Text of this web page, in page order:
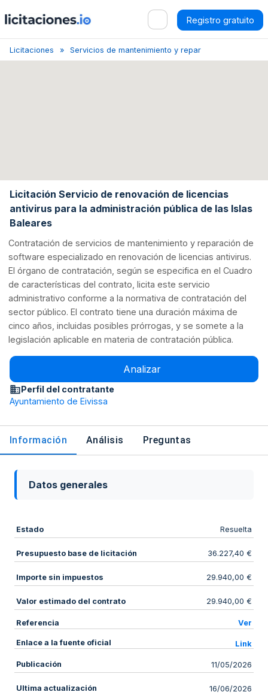
Registro gratuito
Licitaciones Servicios de mantenimiento y reparación de software
Licitación Servicio de renovación de licencias
antivirus para la administración pública de las Islas
Baleares
Contratación de servicios de mantenimiento y reparación de
software especializado en renovación de licencias antivirus.
El órgano de contratación, según se especifica en el Cuadro
de características del contrato, licita este servicio
administrativo conforme a la normativa de contratación del
sector público. El contrato tiene una duración máxima de
cinco años, incluidas posibles prórrogas, y se somete a la
legislación aplicable en materia de contratación pública.
Analizar
Perfil del contratante
Ayuntamiento de Eivissa
Información Análisis Preguntas
Datos generales
Estado Resuelta
Presupuesto base de licitación 36.227,40 €
Importe sin impuestos 29.940,00 €
Valor estimado del contrato 29.940,00 €
Referencia Ver
Enlace a la fuente oficial Link
Publicación 11/05/2026
Ultima actualización 16/06/2026